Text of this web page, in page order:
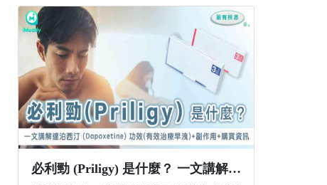
必利勁 (Priligy) 是什麼？ 一文講解達泊西汀 (Dapoxetine) 功效(有效治療早洩)+副作用+購買資訊